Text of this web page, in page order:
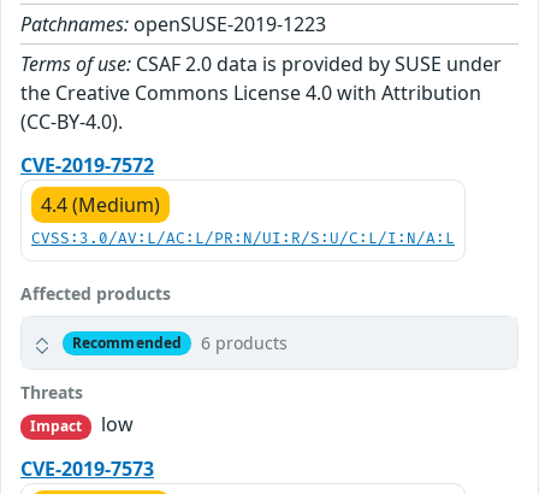
Patchnames: openSUSE-2019-1223
Terms of use: CSAF 2.0 data is provided by SUSE under
the Creative Commons License 4.0 with Attribution
(CC-BY-4.0).
CVE-2019-7572
4.4 (Medium)
CVSS:3.0/AV:L/AC:L/PR:N/UI:R/S:U/C:L/I:N/A:L
Affected products
Recommended 6 products
Threats
Impact
low
CVE-2019-7573